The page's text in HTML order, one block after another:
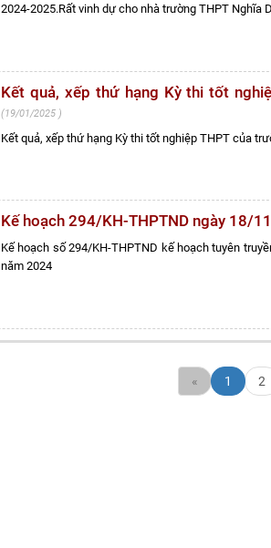
2024-2025.Rất vinh dự cho nhà trường THPT Nghĩa
Kết quả, xếp thứ hạng Kỳ thi tốt
19/01/2025
Kết quả, xếp thứ hạng Kỳ thi tốt nghiệp THPT của
Kế hoạch 294/KH-THPTND ngày 18/
Kế hoạch số 294/KH-THPTND kế hoạch tuyên
năm 2024
« 1 2